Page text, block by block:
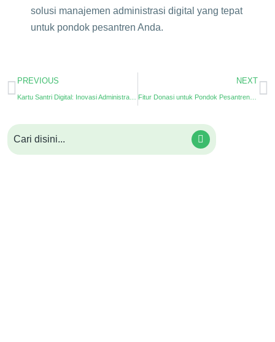
solusi manajemen administrasi digital yang tepat
untuk pondok pesantren Anda.
PREVIOUS NEXT
Fitur Donasi untuk Pondok Pesantren Berbasis Digital: Maksimalkan Amal Jariyah di Bulan Ramadhan